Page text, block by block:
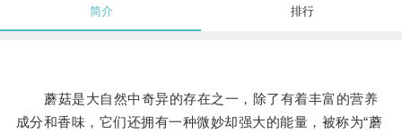
简介 排行
蘑菇是大自然中奇异的存在之一，除了有着丰富的营养
成分和香味，它们还拥有一种微妙却强大的能量，被称为“蘑